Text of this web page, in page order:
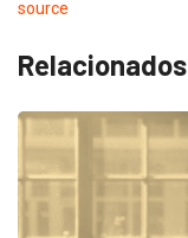
source
Relacionados